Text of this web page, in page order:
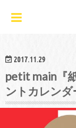
2017.11.29
petit main『
ントカレンダ